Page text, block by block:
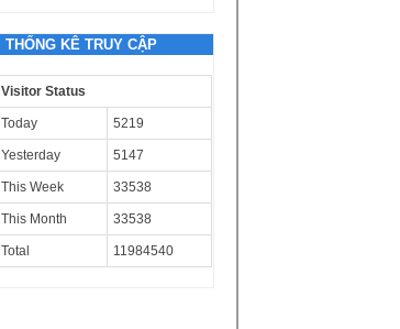
THỐNG KÊ TRUY CẬP
Visitor Status
Today 5219
Yesterday 5147
This Week 33538
This Month 33538
Total 11984540